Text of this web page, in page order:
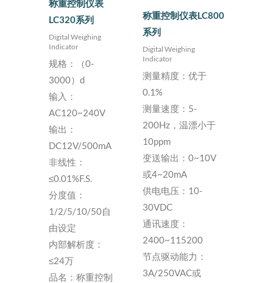
称重控制仪表
LC320系列
Digital Weighing
Indicator
规格：（0-
3000）d
输入：
AC120~240V
输出：
DC12V/500mA
非线性：
≤0.01%F.S.
分度值：
1/2/5/10/50自
由设定
内部解析度：
≤24万
品名：称重控制
称重控制仪表LC800
系列
Digital Weighing
Indicator
测量精度：优于
0.1%
测量速度：5-
200Hz，温漂小于
10ppm
变送输出：0~10V
或4~20mA
供电电压：10-
30VDC
通讯速度：
2400~115200
节点驱动能力：
3A/250VAC或